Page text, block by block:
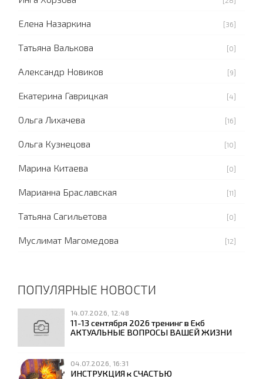
Елена Назаркина [36]
Татьяна Валькова [0]
Александр Новиков [9]
Екатерина Гаврицкая [4]
Ольга Лихачева [16]
Ольга Кузнецова [10]
Марина Китаева [0]
Марианна Браславская [11]
Татьяна Сагильетова [0]
Муслимат Магомедова [12]
ПОПУЛЯРНЫЕ НОВОСТИ
14.07.2026, 12:48
11-13 сентября 2026 тренинг в Екб
АКТУАЛЬНЫЕ ВОПРОСЫ ВАШЕЙ ЖИЗНИ
04.07.2026, 16:31
ИНСТРУКЦИЯ к СЧАСТЬЮ